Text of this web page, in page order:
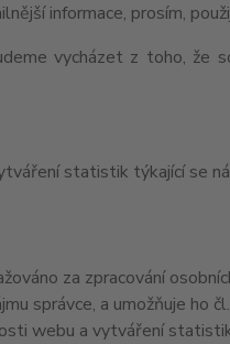
informace, prosím,
vycházet z toho, že
statistik týkající se
za zpracování
správce, a umožňuje ho
webu a vytváření